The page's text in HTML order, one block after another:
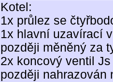
Kotel:
1x průlez se
1x hlavní uzavírací
později měněný za
2x koncový ventil
později nahrazován